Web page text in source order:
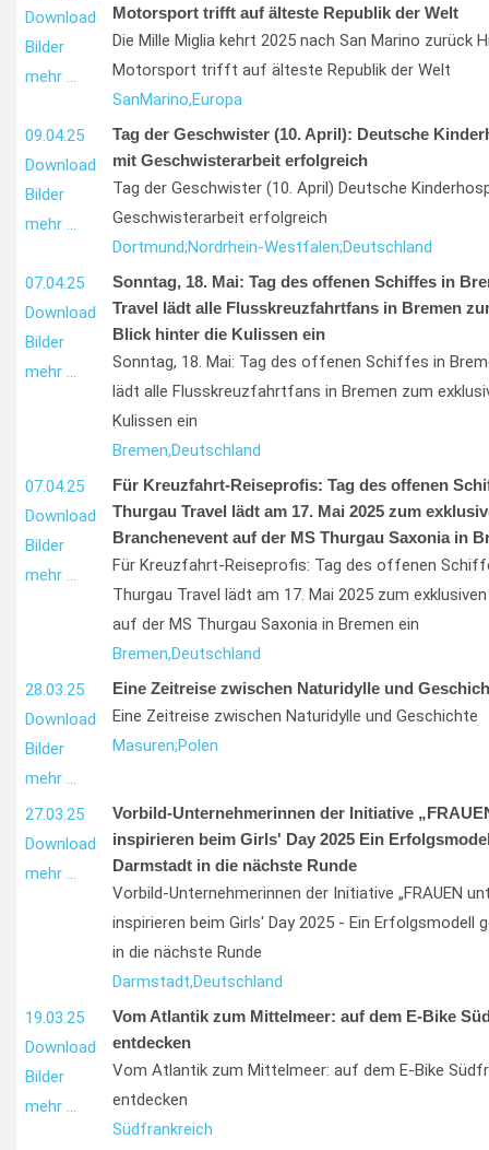
Download
Bilder
mehr …
Motorsport trifft auf älteste Republik der Welt
Die Mille Miglia kehrt 2025 nach San Marino zurück
Motorsport trifft auf älteste Republik der Welt
SanMarino,Europa
09.04.25
Download
Bilder
mehr …
Tag der Geschwister (10. April): Deutsche
mit Geschwisterarbeit erfolgreich
Tag der Geschwister (10. April) Deutsche
Geschwisterarbeit erfolgreich
Dortmund;Nordrhein-Westfalen;Deutschland
07.04.25
Download
Bilder
mehr …
Sonntag, 18. Mai: Tag des offenen Schiffes in
Travel lädt alle Flusskreuzfahrtfans in Bremen
Blick hinter die Kulissen ein
Sonntag, 18. Mai: Tag des offenen Schiffes in
lädt alle Flusskreuzfahrtfans in Bremen zum
Kulissen ein
Bremen,Deutschland
07.04.25
Download
Bilder
mehr …
Für Kreuzfahrt-Reiseprofis: Tag des offenen
Thurgau Travel lädt am 17. Mai 2025 zum
Branchenevent auf der MS Thurgau Saxonia in
Für Kreuzfahrt-Reiseprofis: Tag des offenen
Thurgau Travel lädt am 17. Mai 2025 zum
auf der MS Thurgau Saxonia in Bremen ein
Bremen,Deutschland
28.03.25
Download
Bilder
mehr …
Eine Zeitreise zwischen Naturidylle und
Eine Zeitreise zwischen Naturidylle und Geschichte
Masuren;Polen
27.03.25
Download
mehr …
Vorbild-Unternehmerinnen der Initiative
inspirieren beim Girls' Day 2025 Ein
Darmstadt in die nächste Runde
Vorbild-Unternehmerinnen der Initiative „FRAUEN
inspirieren beim Girls' Day 2025 - Ein Erfolgsmodell
in die nächste Runde
Darmstadt,Deutschland
19.03.25
Download
Bilder
mehr …
Vom Atlantik zum Mittelmeer: auf dem E-Bike
entdecken
Vom Atlantik zum Mittelmeer: auf dem E-Bike
entdecken
Südfrankreich